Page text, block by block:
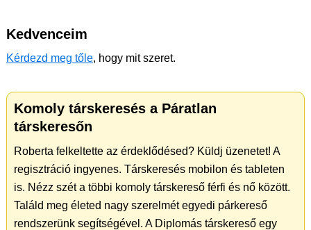
Kedvenceim
Kérdezd meg tőle, hogy mit szeret.
Komoly társkeresés a Páratlan
társkeresőn
Roberta felkeltette az érdeklődésed? Küldj üzenetet! A
regisztráció ingyenes. Társkeresés mobilon és tableten
is. Nézz szét a többi komoly társkereső férfi és nő között.
Találd meg életed nagy szerelmét egyedi párkereső
rendszerünk segítségével. A Diplomás társkereső egy